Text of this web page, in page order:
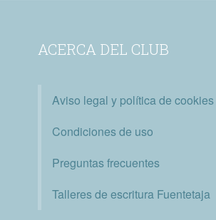
ACERCA DEL CLUB
Aviso legal y política de cookies
Condiciones de uso
Preguntas frecuentes
Talleres de escritura Fuentetaja